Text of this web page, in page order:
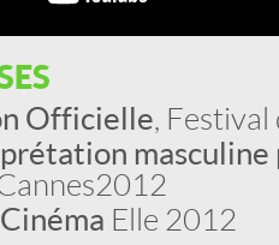
Officielle, Festival
2012
Elle 2012